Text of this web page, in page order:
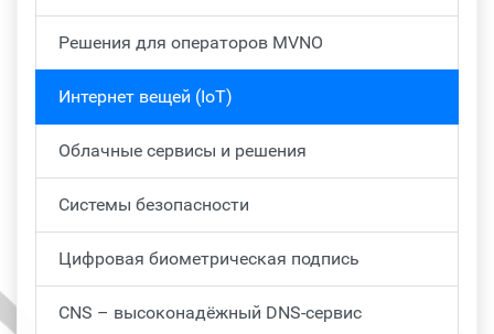
Решения для операторов MVNO
Интернет вещей (IoT)
Облачные сервисы и решения
Системы безопасности
Цифровая биометрическая подпись
CNS – высоконадёжный DNS-сервис